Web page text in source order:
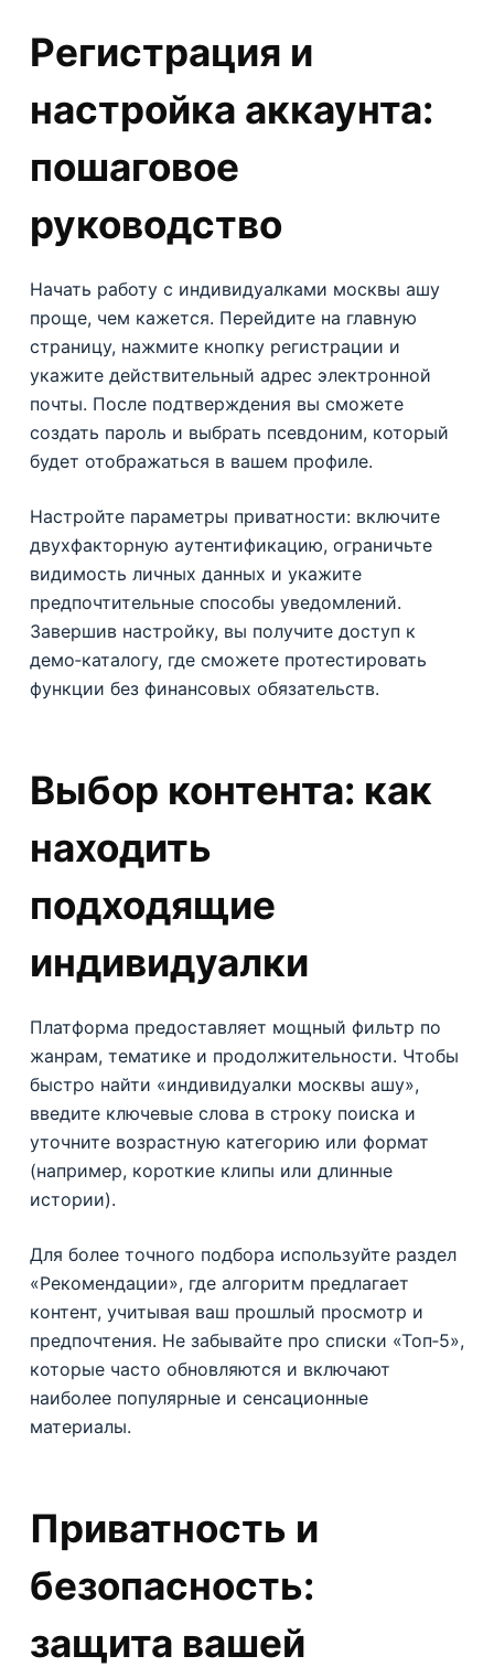
Регистрация и
настройка аккаунта:
пошаговое
руководство
Начать работу с индивидуалками москвы ашу
проще, чем кажется. Перейдите на главную
страницу, нажмите кнопку регистрации и
укажите действительный адрес электронной
почты. После подтверждения вы сможете
создать пароль и выбрать псевдоним, который
будет отображаться в вашем профиле.
Настройте параметры приватности: включите
двухфакторную аутентификацию, ограничьте
видимость личных данных и укажите
предпочтительные способы уведомлений.
Завершив настройку, вы получите доступ к
демо‑каталогу, где сможете протестировать
функции без финансовых обязательств.
Выбор контента: как
находить
подходящие
индивидуалки
Платформа предоставляет мощный фильтр по
жанрам, тематике и продолжительности. Чтобы
быстро найти «индивидуалки москвы ашу»,
введите ключевые слова в строку поиска и
уточните возрастную категорию или формат
(например, короткие клипы или длинные
истории).
Для более точного подбора используйте раздел
«Рекомендации», где алгоритм предлагает
контент, учитывая ваш прошлый просмотр и
предпочтения. Не забывайте про списки «Топ‑5»,
которые часто обновляются и включают
наиболее популярные и сенсационные
материалы.
Приватность и
безопасность:
защита вашей